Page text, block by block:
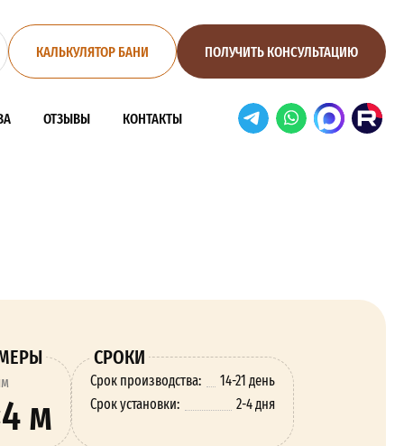
КАЛЬКУЛЯТОР БАНИ ПОЛУЧИТЬ КОНСУЛЬТАЦИЮ
ОТЗЫВЫ КОНТАКТЫ
м
СРОКИ
Срок производства:
14-21 день
Срок установки:
2-4 дня